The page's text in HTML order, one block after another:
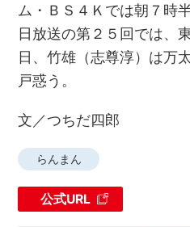
ム・ＢＳ４Ｋでは朝７時
日放送の第２５回では、
日、竹雄（志尊淳）は万
戸惑う。
文／つちだ四郎
らんまん
公式URL